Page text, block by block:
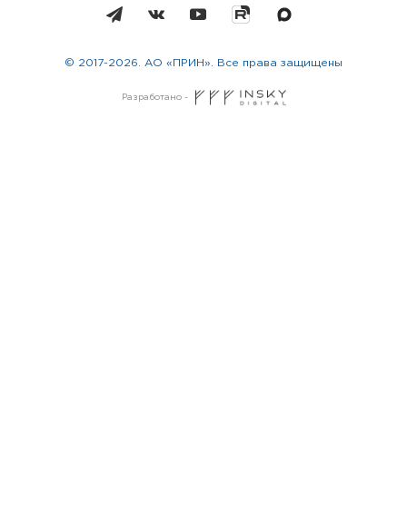
Разработано -
© 2017-2026. АО «ПРИН». Все права защищены